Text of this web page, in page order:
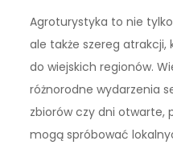
Agroturystyka to nie
ale także szereg
do wiejskich regionów.
różnorodne wydarzenia
zbiorów czy dni otwarte,
mogą spróbować